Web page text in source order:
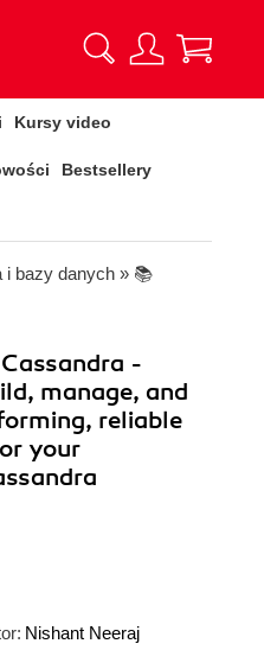
Kursy video
Bestsellery
i bazy danych » 📚
-
manage, and
reliable
your
Nishant Neeraj